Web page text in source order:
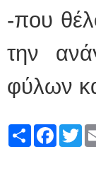
-που
την
φύλων
Share